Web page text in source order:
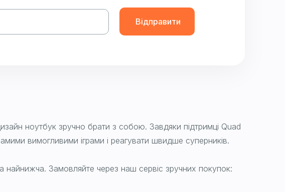
Відправити
ноутбук зручно брати з собою. Завдяки підтримці Quad
вимогливими іграми і реагувати швидше суперників.
найнижча. Замовляйте через наш сервіс зручних покупок: